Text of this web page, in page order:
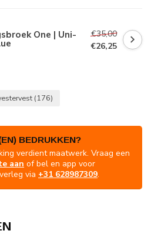
One | Uni-
€35,00
€26,25
(176)
BEDRUKKEN?
verdient maatwerk. Vraag een
aan of bel en app voor
via +31 628987309.